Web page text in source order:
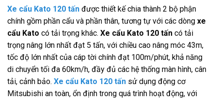
Xe cẩu Kato 120 tấn được thiết kế chia thành 2 bộ phận
chính gồm phần cẩu và phần thân, tương tự với các dòng xe
cẩu Kato có tải trọng khác. Xe cẩu Kato 120 tấn có tải
trọng nâng lớn nhất đạt 5 tấn, với chiều cao nâng móc 43m,
tốc độ lớn nhất của cáp tời chính đạt 100m/phút, khả năng
di chuyển tối đa 60km/h, đầy đủ các hệ thống màn hình, cân
tải, cảnh bảo. Xe cẩu Kato 120 tấn sử dụng động cơ
Mitsubishi an toàn, ổn định trong quá trình hoạt động, với